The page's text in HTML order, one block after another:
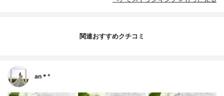
関連おすすめクチコミ
an＊°